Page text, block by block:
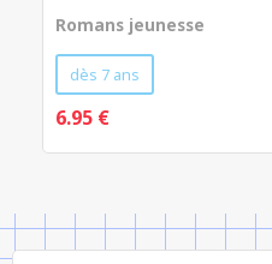
Romans jeunesse
dès 7 ans
6.95 €